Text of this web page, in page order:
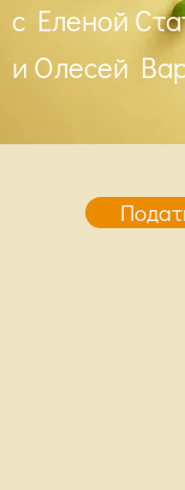
с Еленой
и Олесей